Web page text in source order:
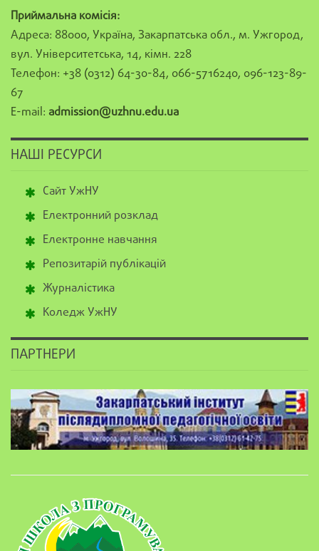
Приймальна комісія:
Адреса: 88000, Україна, Закарпатська обл., м. Ужгород,
вул. Університетська, 14, кімн. 228
Телефон: +38 (0312) 64-30-84, 066-5716240, 096-123-89-
67
E-mail: admission@uzhnu.edu.ua
НАШІ РЕСУРСИ
Сайт УжНУ
Електронний розклад
Електронне навчання
Репозитарій публікацій
Журналістика
Коледж УжНУ
ПАРТНЕРИ